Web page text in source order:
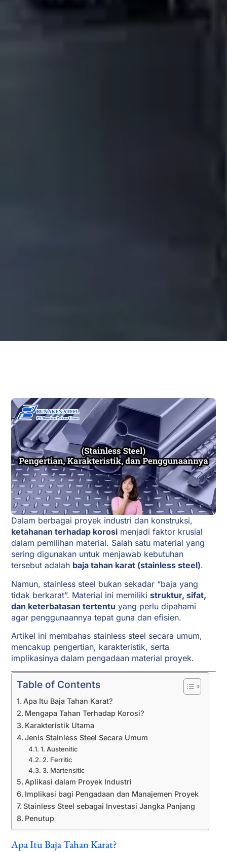
Dalam berbagai proyek industri dan konstruksi,
ketahanan terhadap korosi menjadi faktor krusial
dalam pemilihan material. Salah satu material yang
sering digunakan untuk menjawab kebutuhan
tersebut adalah baja tahan karat (stainless steel).
Namun, stainless steel bukan sekadar “baja yang
tidak berkarat”. Material ini memilikistruktur, sifat,
dan keterbatasan tertentu yang perlu dipahami
agar penggunaannya tepat guna dan efisien.
Artikel ini membahas stainless steel secara umum,
mencakup pengertian, karakteristik, serta
implikasinya dalam pengadaan material proyek.
Table of Contents
Apa Itu Baja Tahan Karat?
Mengapa Tahan Terhadap Korosi?
Karakteristik Utama
Jenis Stainless Steel Secara Umum
1. Austenitic
2. Ferritic
3. Martensitic
Aplikasi dalam Proyek Industri
Implikasi bagi Pengadaan dan Manajemen Proyek
Stainless Steel sebagai Investasi Jangka Panjang
Penutup
Apa Itu Baja Tahan Karat?